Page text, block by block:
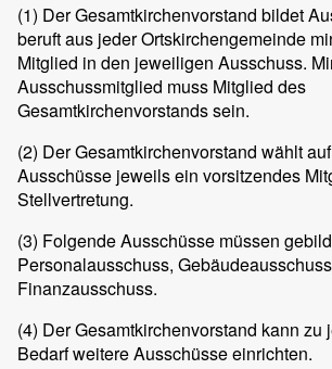
(1) Der Gesamtkirchenvorstand bildet
beruft aus jeder Ortskirchengemeinde
Mitglied in den jeweiligen Ausschuss.
Ausschussmitglied muss Mitglied des
Gesamtkirchenvorstands sein.
(2) Der Gesamtkirchenvorstand wählt
Ausschüsse jeweils ein vorsitzendes
Stellvertretung.
(3) Folgende Ausschüsse müssen
Personalausschuss,
Finanzausschuss.
(4) Der Gesamtkirchenvorstand kann zu
Bedarf weitere Ausschüsse einrichten.